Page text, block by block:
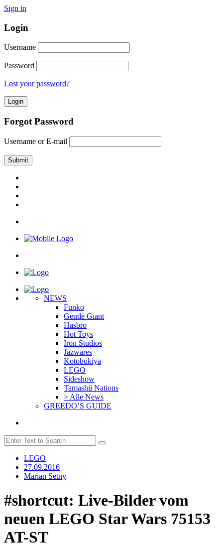
Sign in
Login
Username
Password
Lost your password?
Forgot Password
Username or E-mail
NEWS
Funko
Gentle Giant
Hasbro
Hot Toys
Iron Studios
Jazwares
Kotobukiya
LEGO
Sideshow
Tamashii Nations
> Alle News
GREEDO’S GUIDE
LEGO
27.09.2016
Marian Setny
#shortcut: Live-Bilder vom
neuen LEGO Star Wars 75153
AT-ST